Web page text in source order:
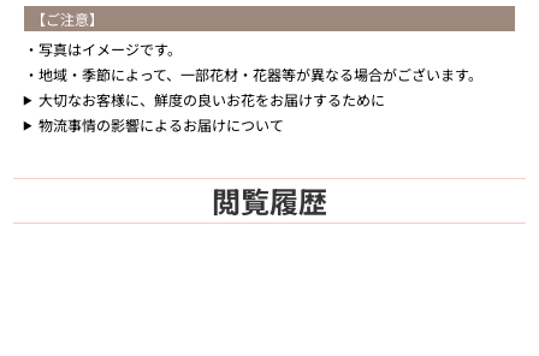
【ご注意】
写真はイメージです。
地域・季節によって、一部花材・花器等が異なる場合がございます。
大切なお客様に、鮮度の良いお花をお届けするために
物流事情の影響によるお届けについて
閲覧履歴